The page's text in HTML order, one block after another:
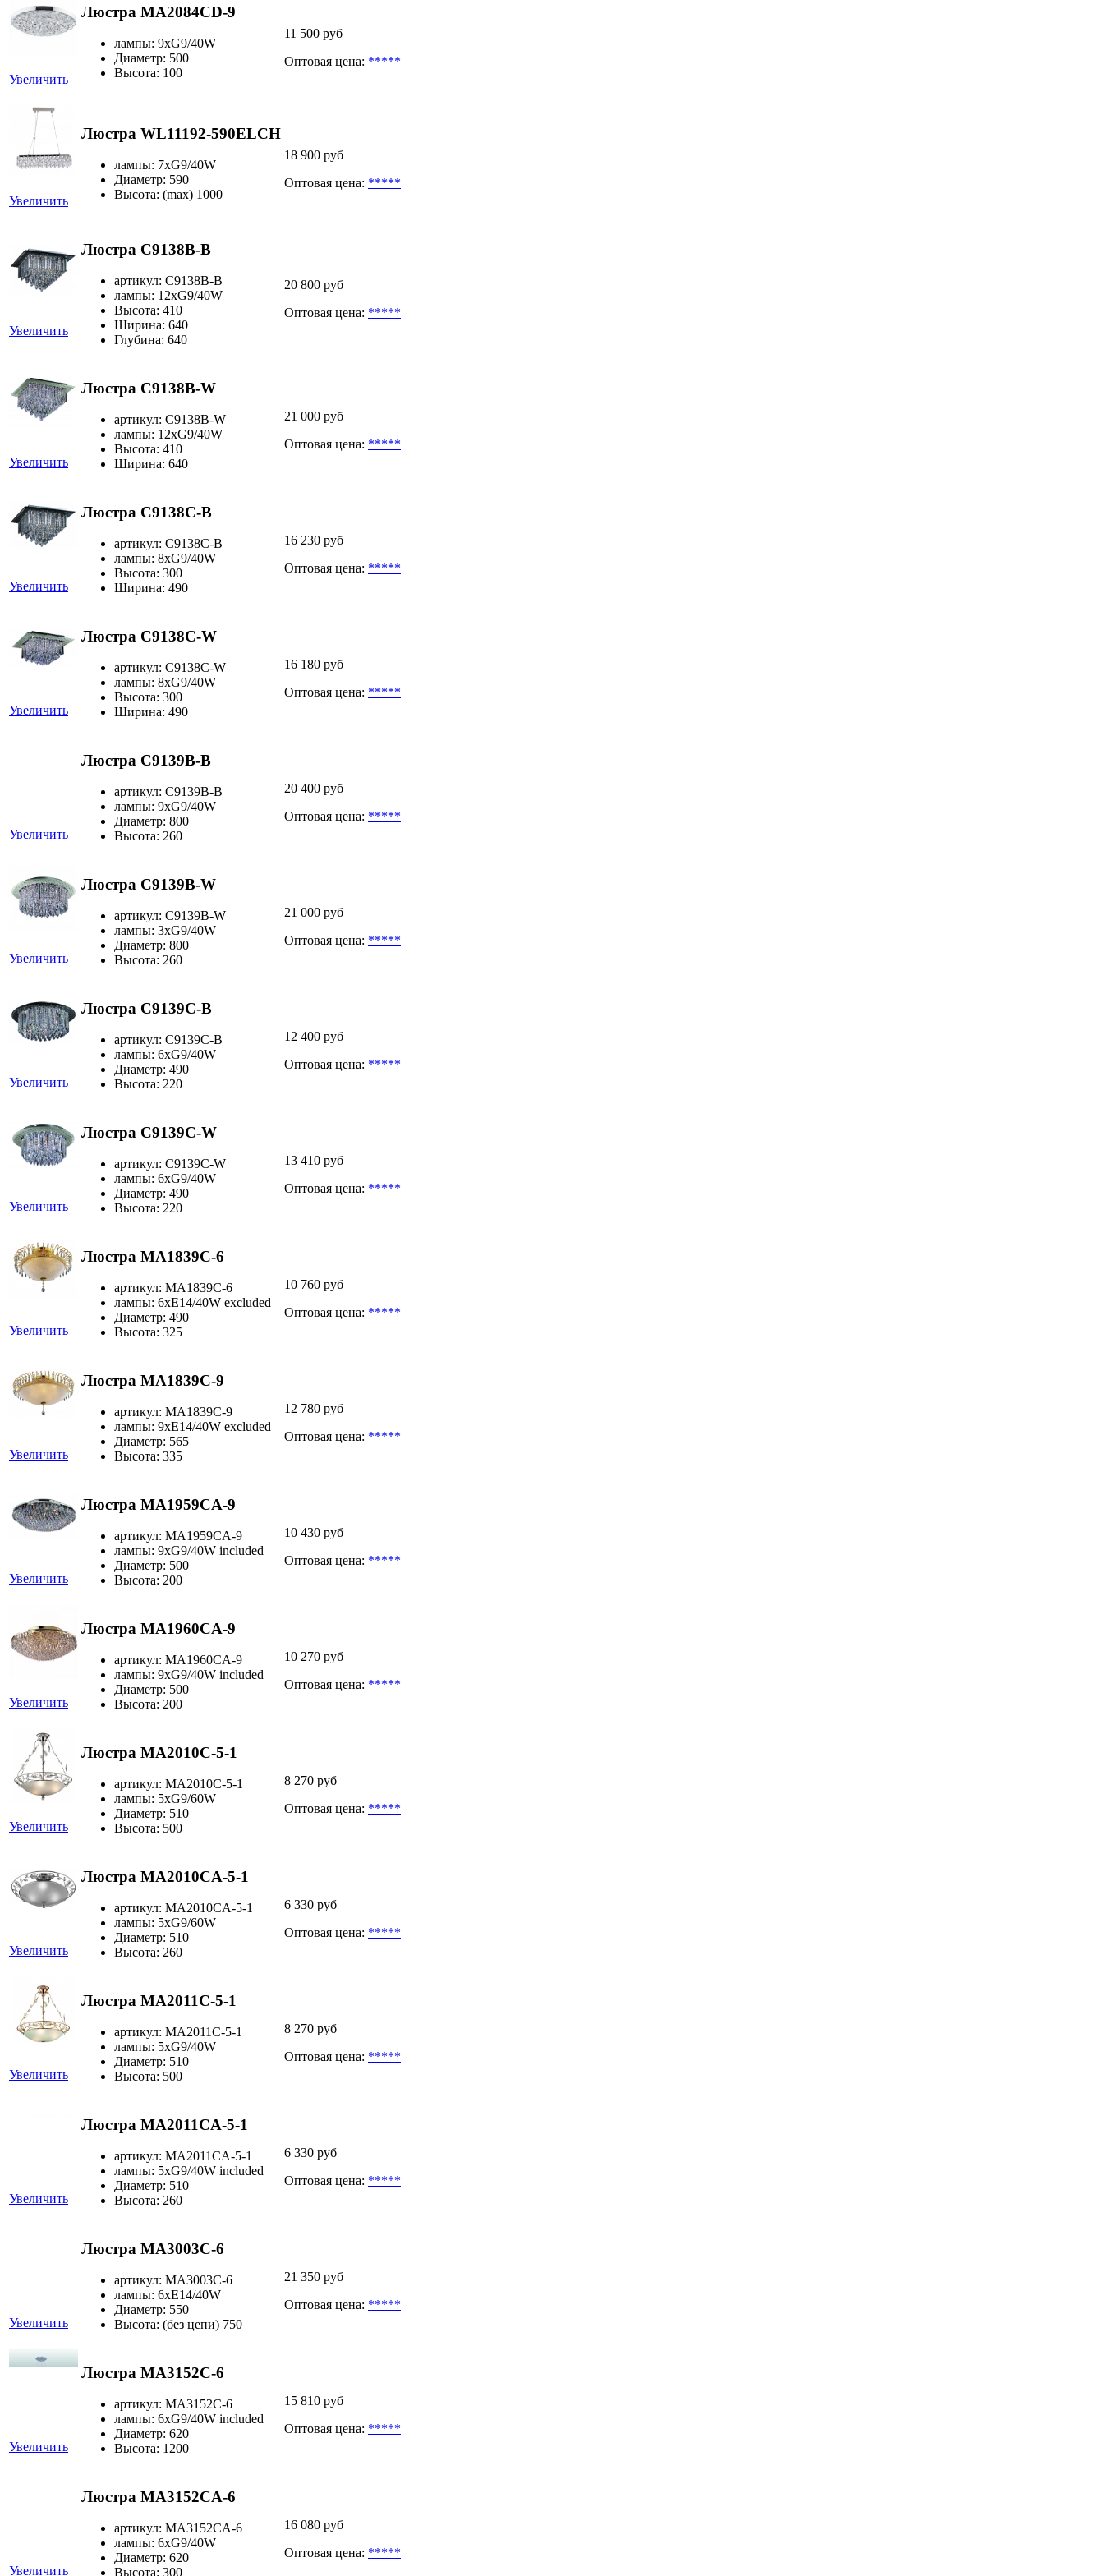
Увеличить
Люстра MA2084CD-9
лампы: 9хG9/40W
Диаметр: 500
Высота: 100
11 500 руб
Оптовая цена: *****
Увеличить
Люстра WL11192-590ELCH
лампы: 7хG9/40W
Диаметр: 590
Высота: (max) 1000
18 900 руб
Оптовая цена: *****
Увеличить
Люстра C9138B-B
артикул: C9138B-B
лампы: 12хG9/40W
Высота: 410
Ширина: 640
Глубина: 640
20 800 руб
Оптовая цена: *****
Увеличить
Люстра C9138B-W
артикул: C9138B-W
лампы: 12хG9/40W
Высота: 410
Ширина: 640
21 000 руб
Оптовая цена: *****
Увеличить
Люстра C9138C-B
артикул: C9138C-B
лампы: 8xG9/40W
Высота: 300
Ширина: 490
16 230 руб
Оптовая цена: *****
Увеличить
Люстра C9138C-W
артикул: C9138C-W
лампы: 8хG9/40W
Высота: 300
Ширина: 490
16 180 руб
Оптовая цена: *****
Увеличить
Люстра C9139B-B
артикул: C9139B-B
лампы: 9хG9/40W
Диаметр: 800
Высота: 260
20 400 руб
Оптовая цена: *****
Увеличить
Люстра C9139B-W
артикул: C9139B-W
лампы: 3хG9/40W
Диаметр: 800
Высота: 260
21 000 руб
Оптовая цена: *****
Увеличить
Люстра C9139C-B
артикул: C9139C-B
лампы: 6хG9/40W
Диаметр: 490
Высота: 220
12 400 руб
Оптовая цена: *****
Увеличить
Люстра C9139C-W
артикул: C9139C-W
лампы: 6хG9/40W
Диаметр: 490
Высота: 220
13 410 руб
Оптовая цена: *****
Увеличить
Люстра MA1839C-6
артикул: MA1839C-6
лампы: 6xE14/40W excluded
Диаметр: 490
Высота: 325
10 760 руб
Оптовая цена: *****
Увеличить
Люстра MA1839C-9
артикул: MA1839C-9
лампы: 9xE14/40W excluded
Диаметр: 565
Высота: 335
12 780 руб
Оптовая цена: *****
Увеличить
Люстра MA1959CA-9
артикул: MA1959CA-9
лампы: 9xG9/40W included
Диаметр: 500
Высота: 200
10 430 руб
Оптовая цена: *****
Увеличить
Люстра MA1960CA-9
артикул: MA1960CA-9
лампы: 9xG9/40W included
Диаметр: 500
Высота: 200
10 270 руб
Оптовая цена: *****
Увеличить
Люстра MA2010C-5-1
артикул: MA2010C-5-1
лампы: 5хG9/60W
Диаметр: 510
Высота: 500
8 270 руб
Оптовая цена: *****
Увеличить
Люстра MA2010CA-5-1
артикул: MA2010CA-5-1
лампы: 5хG9/60W
Диаметр: 510
Высота: 260
6 330 руб
Оптовая цена: *****
Увеличить
Люстра MA2011C-5-1
артикул: MA2011C-5-1
лампы: 5xG9/40W
Диаметр: 510
Высота: 500
8 270 руб
Оптовая цена: *****
Увеличить
Люстра MA2011CA-5-1
артикул: MA2011CA-5-1
лампы: 5xG9/40W included
Диаметр: 510
Высота: 260
6 330 руб
Оптовая цена: *****
Увеличить
Люстра MA3003C-6
артикул: MA3003C-6
лампы: 6хЕ14/40W
Диаметр: 550
Высота: (без цепи) 750
21 350 руб
Оптовая цена: *****
Увеличить
Люстра MA3152C-6
артикул: MA3152C-6
лампы: 6хG9/40W included
Диаметр: 620
Высота: 1200
15 810 руб
Оптовая цена: *****
Увеличить
Люстра MA3152CA-6
артикул: MA3152CA-6
лампы: 6хG9/40W
Диаметр: 620
Высота: 300
16 080 руб
Оптовая цена: *****